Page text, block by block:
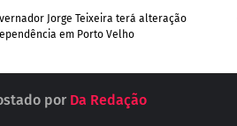
Jorge Teixeira terá alteração
em Porto Velho
por Da Redação